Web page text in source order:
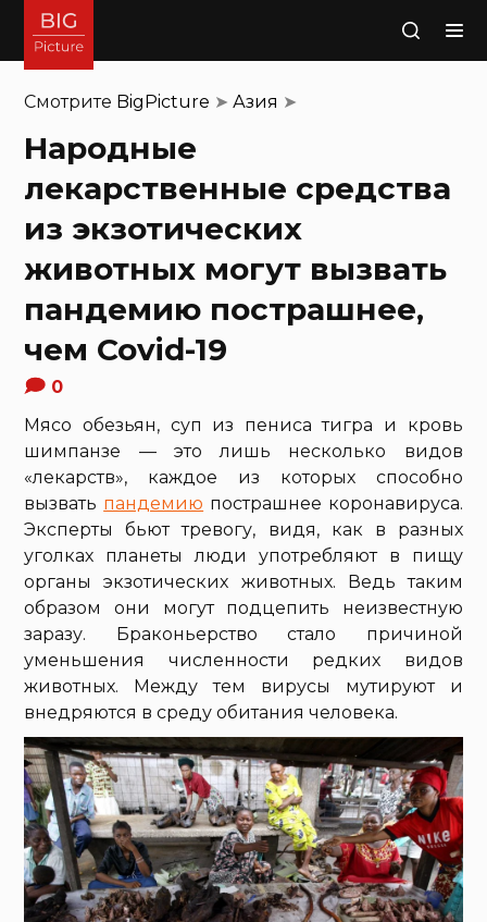
Поиск
Смотрите BigPicture ➤Азия ➤
Народные
лекарственные средства
из экзотических
животных могут вызвать
пандемию пострашнее,
чем Covid-19
0
Мясо обезьян, суп из пениса тигра и кровь
шимпанзе — это лишь несколько видов
«лекарств», каждое из которых способно
вызвать пандемию пострашнее коронавируса.
Эксперты бьют тревогу, видя, как в разных
уголках планеты люди употребляют в пищу
органы экзотических животных. Ведь таким
образом они могут подцепить неизвестную
заразу. Браконьерство стало причиной
уменьшения численности редких видов
животных. Между тем вирусы мутируют и
внедряются в среду обитания человека.